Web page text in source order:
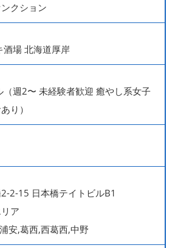
クション
酒場 北海道厚岸
（週2〜 未経験者歓迎 癒やし系女子
り）
2-15 日本橋テイトビルB1
ア
安,葛西,西葛西,中野